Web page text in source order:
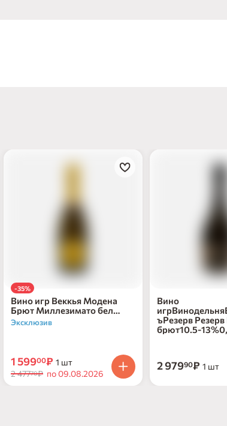
-35%
Вино игр Веккья Модена
Брют Миллезимато бел
брют 11% ст/б 0,75л
Эксклюзив
1 59900₽ 1 шт
2 47770₽ по 09.08.2026
Вино
ъРезерв
брют10.5-
2 97990₽ 1 шт